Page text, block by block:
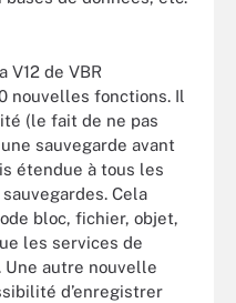
V12 de VBR
nouvelles fonctions. Il
(le fait de ne pas
sauvegarde avant
étendue à tous les
Cela
bloc, fichier, objet,
les services de
Une autre nouvelle
d’enregistrer